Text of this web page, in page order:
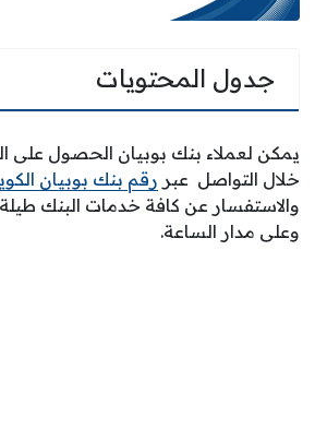
جدول المحتويات
يمكن لعملاء بنك بوبيان الحصول على
خلال التواصل عبر رقم بنك بوبيان
والاستفسار عن كافة خدمات البنك طيلة
وعلى مدار الساعة.